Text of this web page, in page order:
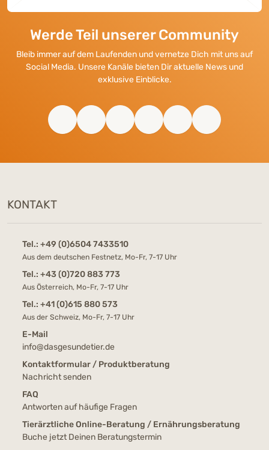
Werde Teil unserer Community
Bleib immer auf dem Laufenden und vernetze Dich mit uns auf
Social Media. Unsere Kanäle bieten Dir aktuelle News und
exklusive Einblicke.
KONTAKT
Tel.: +49 (0)6504 7433510
Aus dem deutschen Festnetz, Mo-Fr, 7-17 Uhr
Tel.: +43 (0)720 883 773
Aus Österreich, Mo-Fr, 7-17 Uhr
Tel.: +41 (0)615 880 573
Aus der Schweiz, Mo-Fr, 7-17 Uhr
E-Mail
info@dasgesundetier.de
Kontaktformular / Produktberatung
Nachricht senden
FAQ
Antworten auf häufige Fragen
Tierärztliche Online-Beratung / Ernährungsberatung
Buche jetzt Deinen Beratungstermin